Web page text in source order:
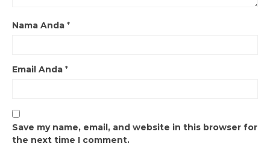
Nama Anda *
Email Anda *
Save my name, email, and website in this browser for
the next time I comment.